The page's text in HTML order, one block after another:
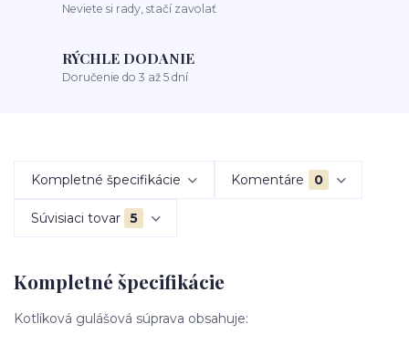
Neviete si rady, stačí zavolať
RÝCHLE DODANIE
Doručenie do 3 až 5 dní
Kompletné špecifikácie Komentáre 0
Súvisiaci tovar 5
Kompletné špecifikácie
Kotlíková gulášová súprava obsahuje: